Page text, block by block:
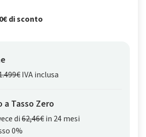
di sconto
IVA inclusa
Tasso Zero
di62,46€in 24 mesi
0%